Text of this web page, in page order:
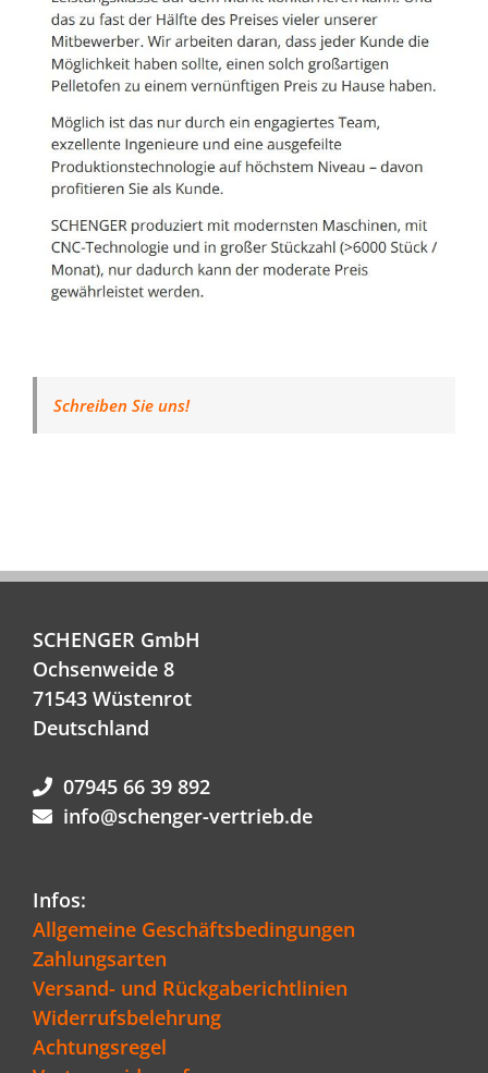
Schreiben Sie uns!
SCHENGER GmbH
Ochsenweide 8
71543 Wüstenrot
Deutschland
07945 66 39 892
info@schenger-vertrieb.de
Infos:
Allgemeine Geschäftsbedingungen
Zahlungsarten
Versand- und Rückgaberichtlinien
Widerrufsbelehrung
Achtungsregel